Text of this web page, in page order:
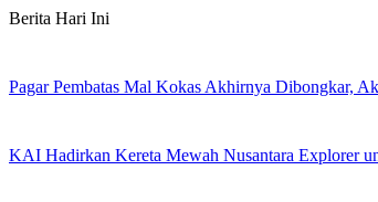
Skip
Berita Hari Ini
Pagar Pembatas Mal Kokas Akhirnya Dibongkar,
KAI Hadirkan Kereta Mewah Nusantara Explorer